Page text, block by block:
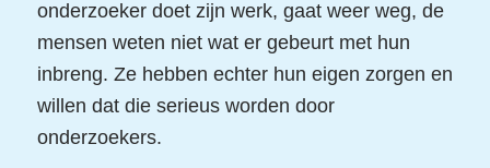
onderzoeker doet zijn werk, gaat weer weg, de
mensen weten niet wat er gebeurt met hun
inbreng. Ze hebben echter hun eigen zorgen en
willen dat die serieus worden door
onderzoekers.